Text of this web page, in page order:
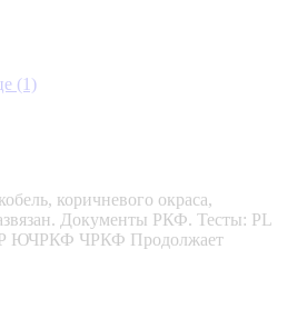
(1)
коричневого окраса,
Документы РКФ. Тесты: PL
ЮЧРКФ ЧРКФ Продолжает